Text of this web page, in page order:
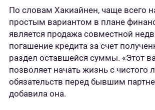
По словам Хакиайнен, чаще всего
простым вариантом в плане
является продажа совместной
погашение кредита за счет
раздел оставшейся суммы. «Этот
позволяет начать жизнь с чистого
обязательств перед бывшим
добавила она.